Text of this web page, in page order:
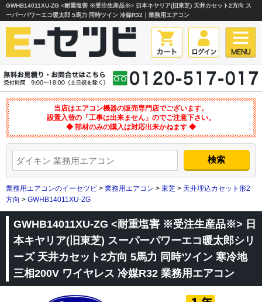
GWHB14011XU-ZG <耐重塩害 ※受注生産品※> 日本キヤリア(旧東芝) 天井カセット2方向 ス
ーパーパワーエコ暖太郎 5馬力 同時ツイン 冷媒R32｜業務用エアコン
当店はエアコン機器の販売専門店でございます。
設置入替の「工事は出来ません」のでご注意下さい。
◆ 部材のみの購入は対応出来かねます ◆
業務用エアコンのイーセツビ > 業務用エアコン > 東芝 > 天井埋込カセット形2
方向 > GWHB14011XU-ZG
GWHB14011XU-ZG <耐重塩害 ※受注生産品※> 日
本キヤリア(旧東芝) スーパーパワーエコ暖太郎シリ
ーズ 天井カセット2方向 5馬力 同時ツイン 寒冷地
三相200V ワイヤレス 冷媒R32 業務用エアコン